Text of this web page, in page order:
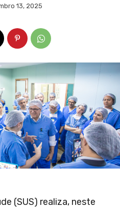
13, 2025
(SUS) realiza, neste